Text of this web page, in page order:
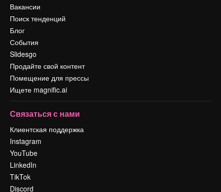
Вакансии
Поиск тенденций
Блог
События
Slidesgo
Продайте свой контент
Помещение для прессы
Ищете magnific.ai
Связаться с нами
Клиентская поддержка
Instagram
YouTube
LinkedIn
TikTok
Discord